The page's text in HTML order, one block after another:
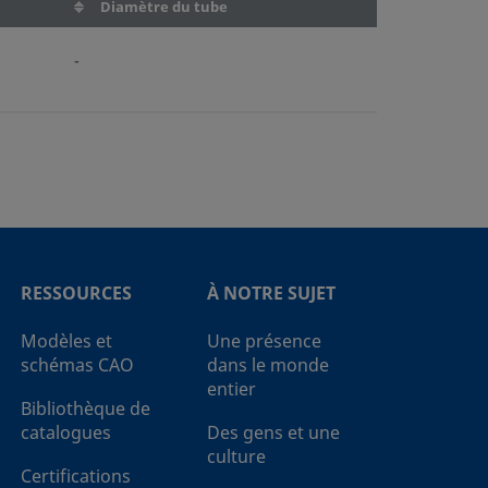
Diamètre du tube
-
RESSOURCES
Modèles et
schémas CAO
Bibliothèque de
catalogues
Certifications
À NOTRE SUJET
Une présence
dans le monde
entier
Des gens et une
culture